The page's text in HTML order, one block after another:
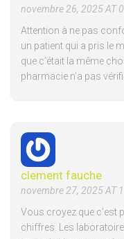
novembre 26, 2025 AT
Attention à ne pas
un patient qui a pris le
que c’était la même
pharmacie n’a pas
clement fauche
novembre 27, 2025 AT
Vous croyez que c’est
chiffres. Les